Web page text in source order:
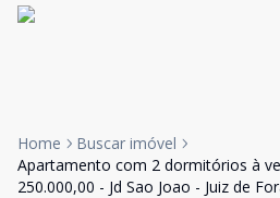
Home
Buscar imóvel
Apartamento com 2 dormitórios à
250.000,00 - Jd Sao Joao - Juiz de